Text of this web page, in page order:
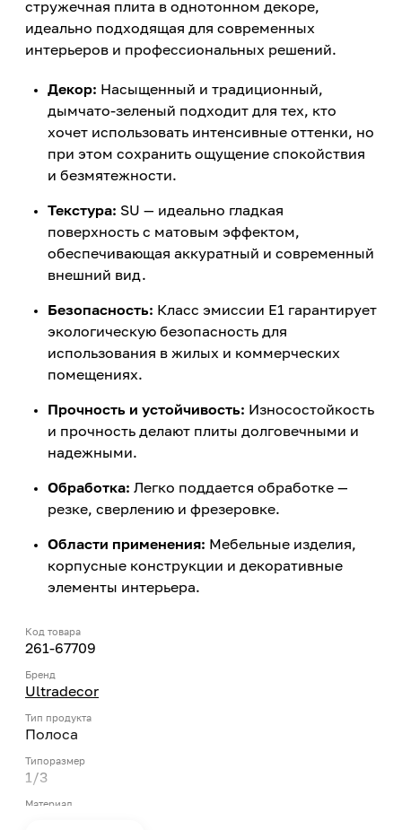
стружечная плита в однотонном декоре,
идеально подходящая для современных
интерьеров и профессиональных решений.
Декор: Насыщенный и традиционный,
дымчато-зеленый подходит для тех, кто
хочет использовать интенсивные оттенки, но
при этом сохранить ощущение спокойствия
и безмятежности.
Текстура: SU — идеально гладкая
поверхность с матовым эффектом,
обеспечивающая аккуратный и современный
внешний вид.
Безопасность: Класс эмиссии E1 гарантирует
экологическую безопасность для
использования в жилых и коммерческих
помещениях.
Прочность и устойчивость: Износостойкость
и прочность делают плиты долговечными и
надежными.
Обработка: Легко поддается обработке —
резке, сверлению и фрезеровке.
Области применения: Мебельные изделия,
корпусные конструкции и декоративные
элементы интерьера.
Код товара
261-67709
Бренд
Ultradecor
Тип продукта
Полоса
Типоразмер
1/3
Материал